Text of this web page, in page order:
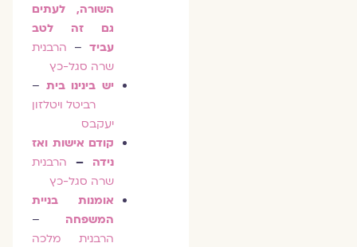
השורה, לעתים
גם זה לטב
עביד– הרבנית
שרה סגל-כץ
יש בינינו בית–
רביטל ויטלזון
יעקבס
קודם אישות ואז
נידה– הרבנית
שרה סגל-כץ
אומנות בניית
המשפחה
הרבנית מלכה